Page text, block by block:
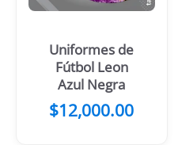
Uniformes de
Fútbol Leon
Azul Negra
$12,000.00